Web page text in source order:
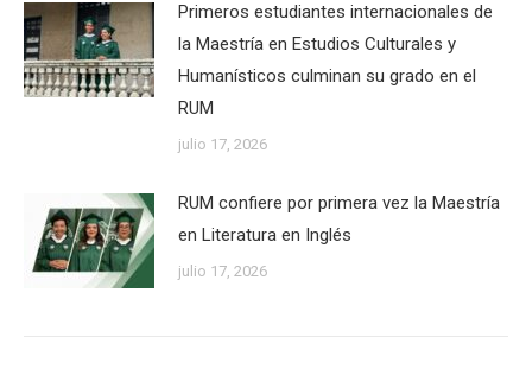
Primeros estudiantes internacionales de
la Maestría en Estudios Culturales y
Humanísticos culminan su grado en el
RUM
julio 17, 2026
RUM confiere por primera vez la Maestría
en Literatura en Inglés
julio 17, 2026